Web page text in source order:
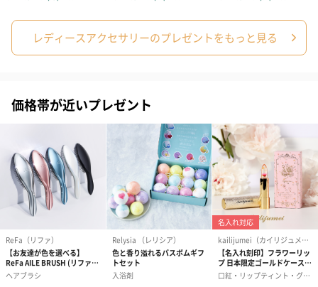
（1,122円）
（1,122円）
生花
生花のブーケを同梱します。
※9-15時にご注文いただく場合、最短のお届け可能日が通常より
も1日遅くなります。
レディースアクセサリーのプレゼントをもっと見る
価格帯が近いプレゼント